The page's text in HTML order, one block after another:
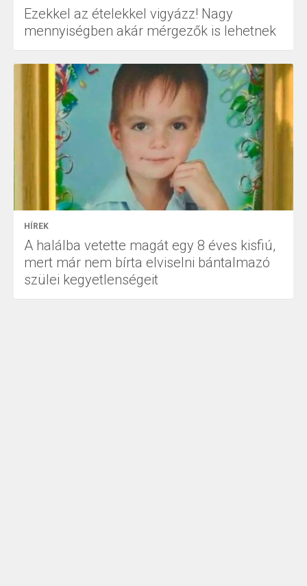
Ezekkel az ételekkel vigyázz! Nagy
mennyiségben akár mérgezők is lehetnek
HÍREK
A halálba vetette magát egy 8 éves kisfiú,
mert már nem bírta elviselni bántalmazó
szülei kegyetlenségeit